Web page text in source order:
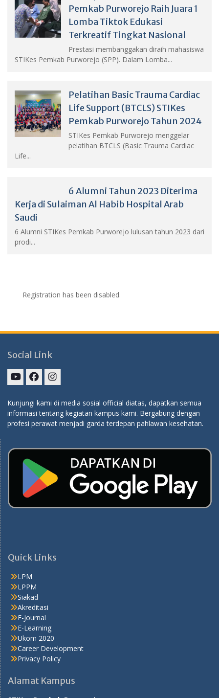
Pemkab Purworejo Raih Juara 1
Lomba Tiktok Edukasi
Terkreatif Tingkat Nasional
Prestasi membanggakan diraih mahasiswa
STIKes Pemkab Purworejo (SPP). Dalam Lomba...
Pelatihan Basic Trauma Cardiac
Life Support (BTCLS) STIKes
Pemkab Purworejo Tahun 2024
STIKes Pemkab Purworejo menggelar
pelatihan BTCLS (Basic Trauma Cardiac
Life...
6 Alumni Tahun 2023 Diterima
Kerja di Sulaiman Al Habib Hospital Arab
Saudi
6 Alumni STIKes Pemkab Purworejo lulusan tahun 2023 dari
prodi...
Registration has been disabled.
Social Link
TV
Page
Kunjungi kami di media sosial official diatas, dapatkan semua
informasi tentang kegiatan kampus kami. Bergabung dengan
profesi perawat menjadi garda terdepan pahlawan kesehatan.
Quick Links
LPM
LPPM
Siakad
Akreditasi
E-Journal
E-Learning
Ukom 2020
Career Development
Privacy Policy
Alamat Kampus